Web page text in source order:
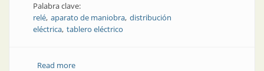
Palabra clave:
relé aparato de maniobra distribución
eléctrica tablero eléctrico
Read moreabout Mucha corriente en poco espacio: bloques de